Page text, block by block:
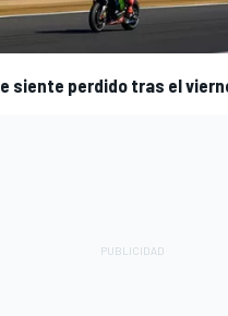
siente perdido tras el